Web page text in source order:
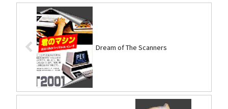
Dream of The Scanners